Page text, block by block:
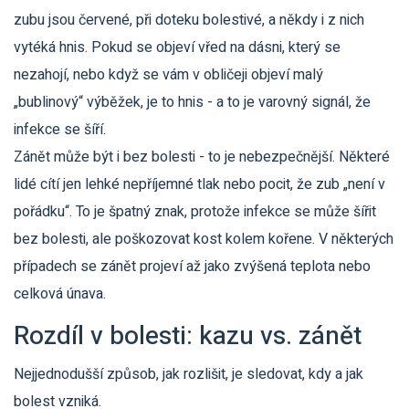
zubu jsou červené, při doteku bolestivé, a někdy i z nich
vytéká hnis. Pokud se objeví vřed na dásni, který se
nezahojí, nebo když se vám v obličeji objeví malý
„bublinový“ výběžek, je to hnis - a to je varovný signál, že
infekce se šíří.
Zánět může být i bez bolesti - to je nebezpečnější. Některé
lidé cítí jen lehké nepříjemné tlak nebo pocit, že zub „není v
pořádku“. To je špatný znak, protože infekce se může šířit
bez bolesti, ale poškozovat kost kolem kořene. V některých
případech se zánět projeví až jako zvýšená teplota nebo
celková únava.
Rozdíl v bolesti: kazu vs. zánět
Nejjednodušší způsob, jak rozlišit, je sledovat, kdy a jak
bolest vzniká.